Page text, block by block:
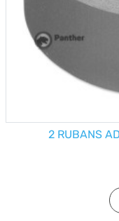
2 RUBANS